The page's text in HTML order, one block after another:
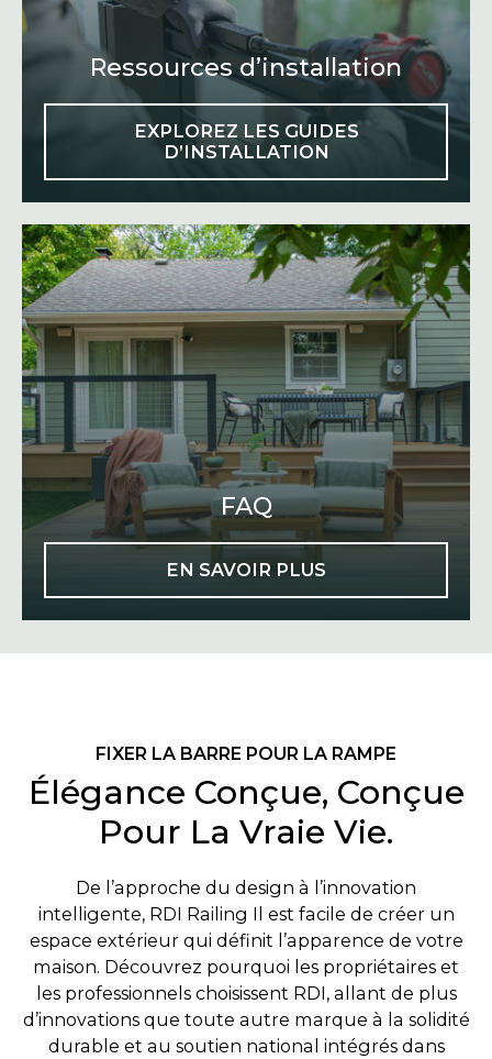
Ressources d’installation
EXPLOREZ LES GUIDES
D’INSTALLATION
FAQ
EN SAVOIR PLUS
FIXER LA BARRE POUR LA RAMPE
Élégance Conçue, Conçue
Pour La Vraie Vie.
De l’approche du design à l’innovation
intelligente, RDI Railing Il est facile de créer un
espace extérieur qui définit l’apparence de votre
maison. Découvrez pourquoi les propriétaires et
les professionnels choisissent RDI, allant de plus
d’innovations que toute autre marque à la solidité
durable et au soutien national intégrés dans